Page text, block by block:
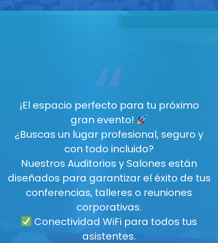
“
¡El espacio perfecto para tu próximo
gran evento!
¿Buscas un lugar profesional, seguro y
con todo incluido?
Nuestros Auditorios y Salones están
diseñados para garantizar el éxito de tus
conferencias, talleres o reuniones
corporativas.
Conectividad WiFi para todos tus
asistentes.